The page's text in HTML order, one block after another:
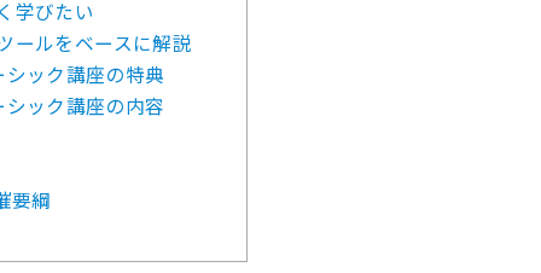
学びたい
ールをベースに解説
ック講座の特典
ック講座の内容
要綱